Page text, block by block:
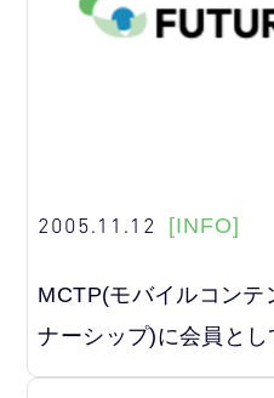
2005.11.12 [INFO]
MCTP(モバイルコンテ
ナーシップ)に会員とし